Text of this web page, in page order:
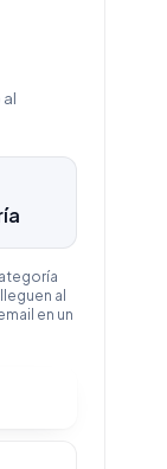
al
en un